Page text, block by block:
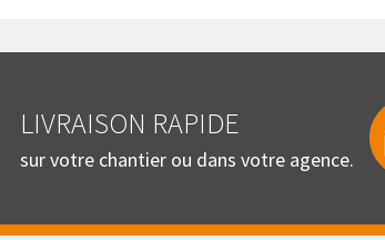
LIVRAISON RAPIDE
sur votre chantier ou dans votre agence.